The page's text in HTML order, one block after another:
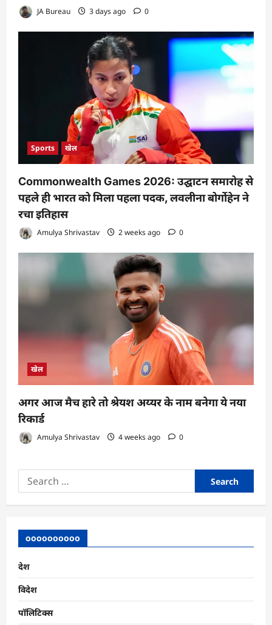
JA Bureau 3 days ago 0
Sports खेल
Commonwealth Games 2026: उद्घाटन समारोह से
पहले ही भारत को मिला पहला पदक, लवलीना बोर्गोहेन ने
रचा इतिहास
Amulya Shrivastav 2 weeks ago 0
खेल
अगर आज मैच हारे तो श्रेयश अय्यर के नाम बनेगा ये नया
रिकार्ड
Amulya Shrivastav 4 weeks ago 0
Search
for:
oooooooooo
देश
विदेश
पॉलिटिक्स